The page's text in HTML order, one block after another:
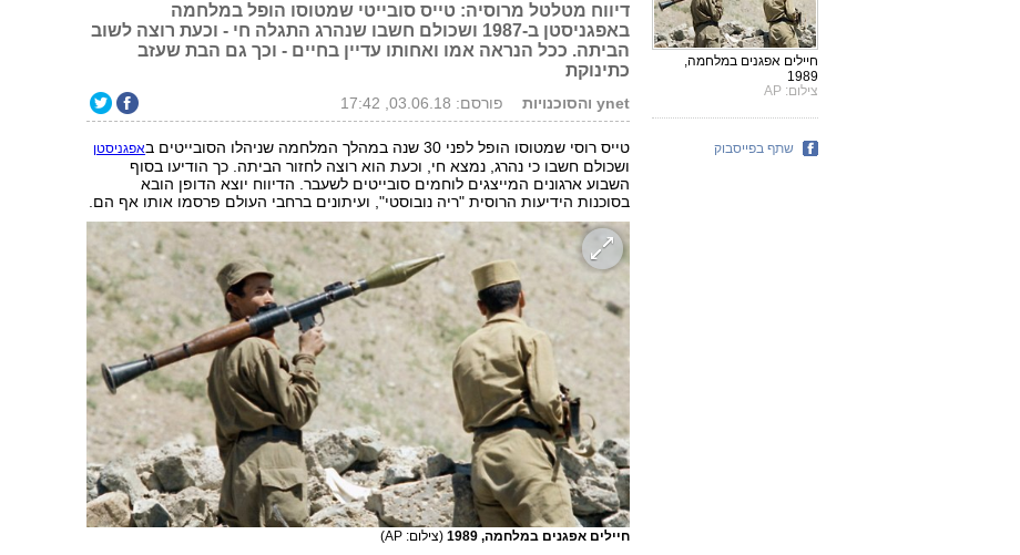
דיווח מטלטל מרוסיה: טייס סובייטי שמטוסו הופל במלחמה
באפגניסטן ב-1987 ושכולם חשבו שנהרג התגלה חי - וכעת רוצה לשוב
הביתה. ככל הנראה אמו ואחותו עדיין בחיים - וכך גם הבת שעזב
כתינוקת
ynet והסוכנויות פורסם: 03.06.18, 17:42
טייס רוסי שמטוסו הופל לפני 30 שנה במהלך המלחמה שניהלו הסובייטים ב אפגניסטן
ושכולם חשבו כי נהרג, נמצא חי, וכעת הוא רוצה לחזור הביתה. כך הודיעו בסוף
השבוע ארגונים המייצגים לוחמים סובייטים לשעבר. הדיווח יוצא הדופן הובא
בסוכנות הידיעות הרוסית "ריה נובוסטי", ועיתונים ברחבי העולם פרסמו אותו אף הם.
חיילים אפגנים במלחמה, 1989 (צילום: AP)
חיילים אפגנים במלחמה,
1989
צילום: AP
שתף בפייסבוק